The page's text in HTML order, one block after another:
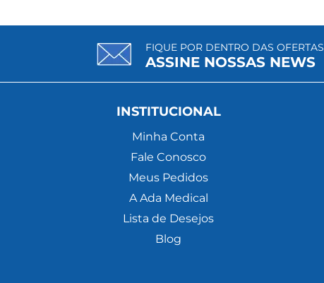
FIQUE POR DENTRO DAS OFERTAS
ASSINE NOSSAS NEWS
INSTITUCIONAL
Minha Conta
Fale Conosco
Meus Pedidos
A Ada Medical
Lista de Desejos
Blog